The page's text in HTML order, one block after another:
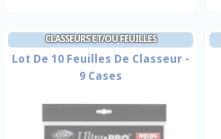
CLASSEURS ET/OU FEUILLES
Lot De 10 Feuilles De Classeur -
9 Cases